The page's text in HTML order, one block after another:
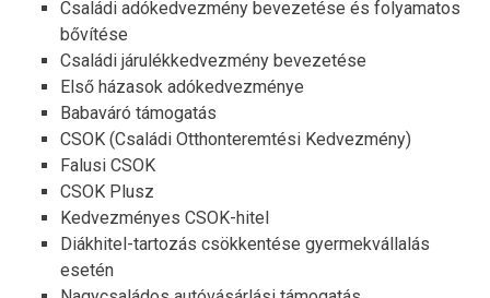
Családi adókedvezmény bevezetése és folyamatos
bővítése
Családi járulékkedvezmény bevezetése
Első házasok adókedvezménye
Babaváró támogatás
CSOK (Családi Otthonteremtési Kedvezmény)
Falusi CSOK
CSOK Plusz
Kedvezményes CSOK-hitel
Diákhitel-tartozás csökkentése gyermekvállalás
esetén